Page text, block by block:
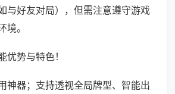
与好友对局），但需注意遵守游戏
境。
优势与特色！
神器；支持透视全局牌型、智能出